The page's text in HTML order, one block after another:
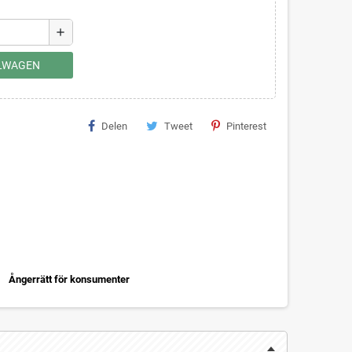
add
Delen Tweet Pinterest
Ångerrätt för konsumenter